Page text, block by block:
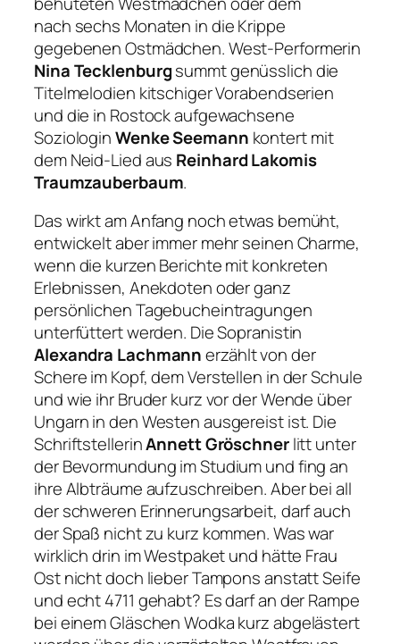
nach sechs Monaten in die Krippe
gegebenen Ostmädchen. West-Performerin
Nina Tecklenburgsummt genüsslich die
Titelmelodien kitschiger Vorabendserien
und die in Rostock aufgewachsene
SoziologinWenke Seemann kontert mit
dem Neid-Lied aus Reinhard Lakomis
Traumzauberbaum.
Das wirkt am Anfang noch etwas bemüht,
entwickelt aber immer mehr seinen Charme,
wenn die kurzen Berichte mit konkreten
Erlebnissen, Anekdoten oder ganz
persönlichen Tagebucheintragungen
unterfüttert werden. Die Sopranistin
Alexandra Lachmannerzählt von der
Schere im Kopf, dem Verstellen in der Schule
und wie ihr Bruder kurz vor der Wende über
Ungarn in den Westen ausgereist ist. Die
SchriftstellerinAnnett Gröschnerlitt unter
der Bevormundung im Studium und fing an
ihre Albträume aufzuschreiben. Aber bei all
der schweren Erinnerungsarbeit, darf auch
der Spaß nicht zu kurz kommen. Was war
wirklich drin im Westpaket und hätte Frau
Ost nicht doch lieber Tampons anstatt Seife
und echt 4711 gehabt? Es darf an der Rampe
bei einem Gläschen Wodka kurz abgelästert